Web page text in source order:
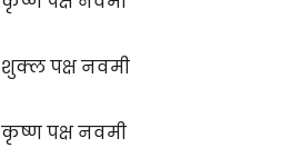
शुक्ल पक्ष नवमी
कृष्ण पक्ष नवमी